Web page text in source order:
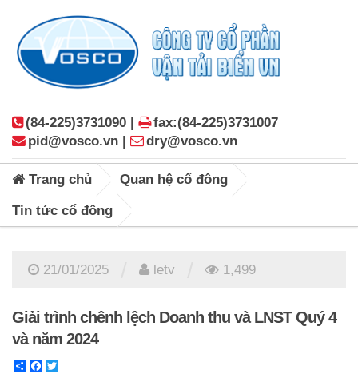
(84-225)3731090 |
fax:(84-225)3731007
pid@vosco.vn |
dry@vosco.vn
Trang chủ Quan hệ cổ đông
Tin tức cổ đông
21/01/2025 letv 1,499
Giải trình chênh lệch Doanh thu và LNST Quý 4
và năm 2024
ShareFacebook